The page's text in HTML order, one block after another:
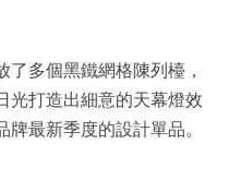
多個黑鐵網格陳列檯，
光打造出細意的天幕燈效
最新季度的設計單品。